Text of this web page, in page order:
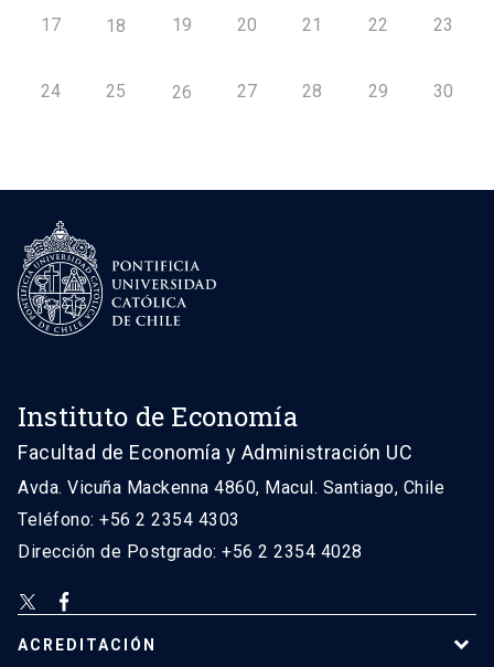
17 18 19 20 21 22 23
24 25 26 27 28 29 30
Instituto de Economía
Facultad de Economía y Administración UC
Avda. Vicuña Mackenna 4860, Macul. Santiago, Chile
Teléfono: +56 2 2354 4303
Dirección de Postgrado: +56 2 2354 4028
ACREDITACIÓN